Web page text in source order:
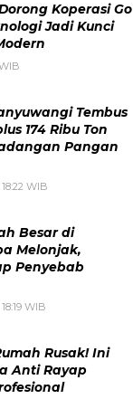
Koperasi Go
Jadi Kunci
Tembus
174 Ribu Ton
Pangan
WIB
Besar di
Melonjak,
Penyebab
WIB
Rusak! Ini
Anti Rayap